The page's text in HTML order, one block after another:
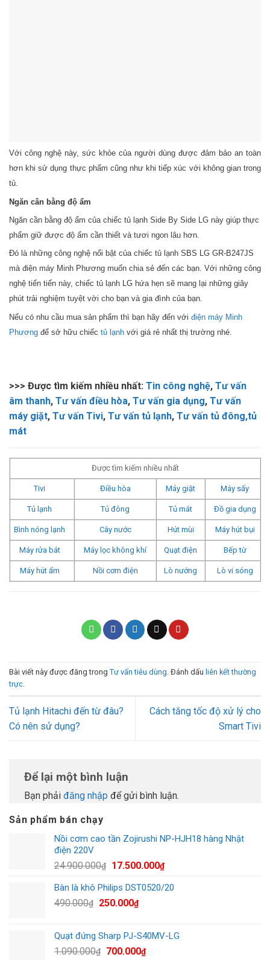
Sản phẩm bán chạy
Nồi cơm cao tần Zojirushi NP-HJH18 hàng Nhật
điện 220V
24.900.000₫
Giá
là:
24.900.000₫.
17.500.000₫Giá
tại
Bàn là khô Philips DST0520/20
490.000₫
Giá
490.000₫.
250.000₫Giá
là:
250.000₫.
Quạt đứng Sharp PJ-S40MV-LG
1.090.000₫
Giá
700.000₫Giá
Với công nghệ này, sức khỏe của người dùng được đảm bảo an toàn
hơn khi sử dụng thực phẩm cũng như khi tiếp xúc với không gian trong
tủ.
Ngăn cân bằng độ ẩm
Ngăn cần bằng độ ẩm của chiếc tủ lạnh Side By Side LG này giúp thực
phẩm giữ được độ ẩm cần thiết và tươi ngon lâu hơn.
Đó là những công nghệ nổi bật của chiếc tủ lạnh SBS LG GR-B247JS
mà điện máy Minh Phương muốn chia sẻ đến các bạn. Với những công
nghệ tiến tiến này, chiếc tủ lạnh LG hứa hẹn sẽ mang lại những giây
phút trải nghiệm tuyệt vời cho bạn và gia đình của bạn.
Nếu có nhu cầu mua sản phẩm thì bạn hãy đến với điện máy Minh
Phương để sở hữu chiếc tủ lạnh với giá rẻ nhất thị trường nhé.
>>> Được tìm kiếm nhiều nhất: Tin công nghệ, Tư vấn
âm thanh, Tư vấn điều hòa, Tư vấn gia dụng, Tư vấn
máy giặt, Tư vấn Tivi, Tư vấn tủ lạnh, Tư vấn tủ đông,tủ
mát
Được tìm kiếm nhiều nhất
Tivi Điều hòa Máy giặt Máy sấy
Tủ lạnh Tủ đông Tủ mát Đồ gia dụng
Bình nóng lạnh Cây nước Hút mùi Máy hút bụi
Máy rửa bát Máy lọc không khí Quạt điện Bếp từ
Máy hút ẩm Nồi cơm điện Lò nướng Lò vi sóng
Bài viết này được đăng trong Tư vấn tiêu dùng. Đánh dấu liên kết thường
trực.
Tủ lạnh Hitachi đến từ đâu?
Có nên sử dụng?
Cách tăng tốc độ xử lý cho
Smart Tivi
Để lại một bình luận
Bạn phải đăng nhập để gửi bình luận.